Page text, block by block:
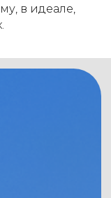
в идеале,